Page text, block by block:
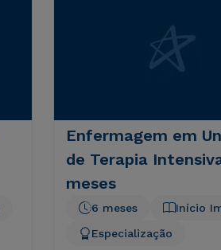
Enfermagem em
de Terapia
meses
Início
6 meses
Especialização